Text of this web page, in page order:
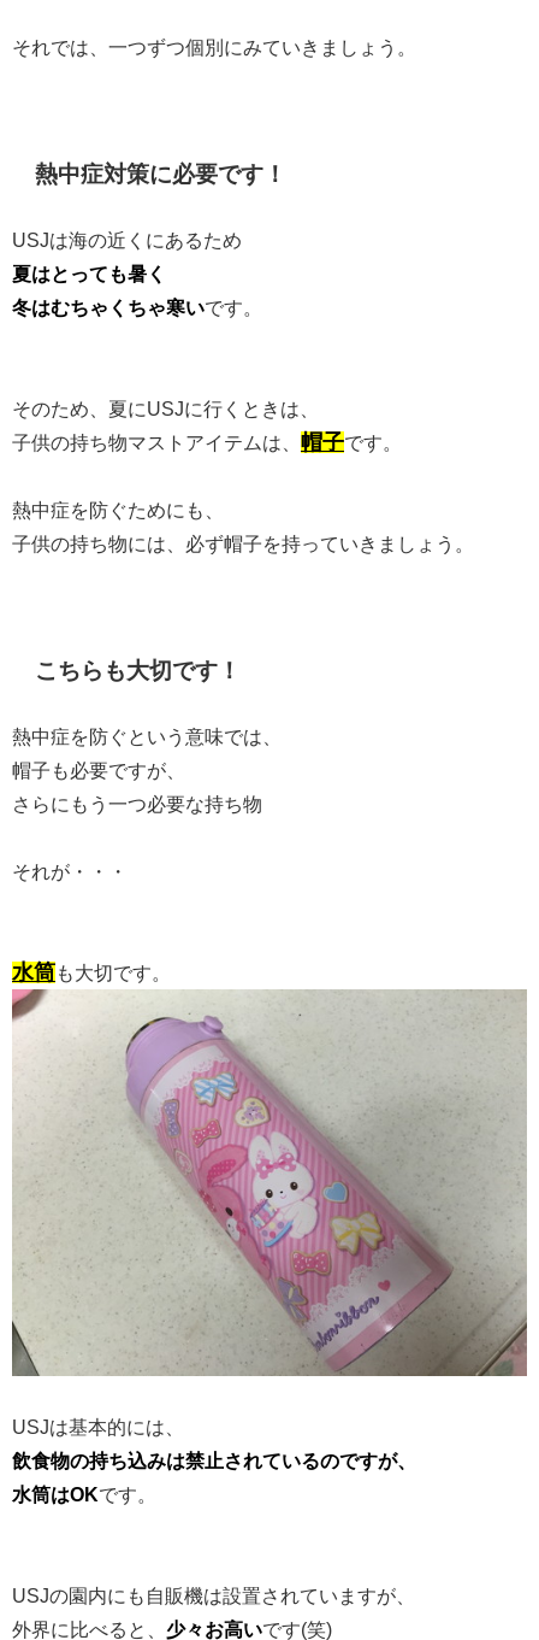
それでは、一つずつ個別にみていきましょう。
熱中症対策に必要です！
USJは海の近くにあるため
夏はとっても暑く
冬はむちゃくちゃ寒いです。
そのため、夏にUSJに行くときは、
子供の持ち物マストアイテムは、 帽子です。
熱中症を防ぐためにも、
子供の持ち物には、必ず帽子を持っていきましょう。
こちらも大切です！
熱中症を防ぐという意味では、
帽子も必要ですが、
さらにもう一つ必要な持ち物
それが・・・
水筒も大切です。
USJは基本的には、
飲食物の持ち込みは禁止されているのですが、
水筒はOKです。
USJの園内にも自販機は設置されていますが、
外界に比べると、 少々お高いです(笑)